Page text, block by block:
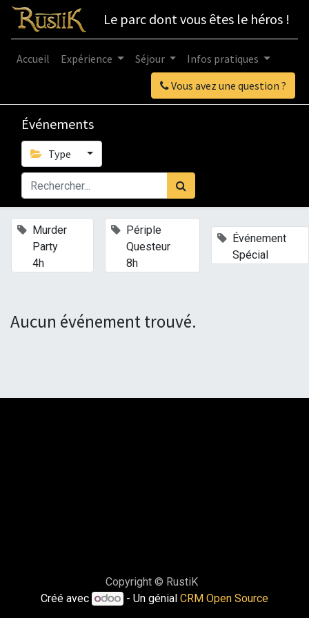
Le parc dont vous êtes le héros !
Vous avez une question ?
Accueil Expérience Séjour Infos pratiques
Événements
Type
Murder
Party
4h
Périple
Questeur
8h
Événement
Spécial
Aucun événement trouvé.
Copyright © RustiK
Créé avec
- Un génialCRM Open Source